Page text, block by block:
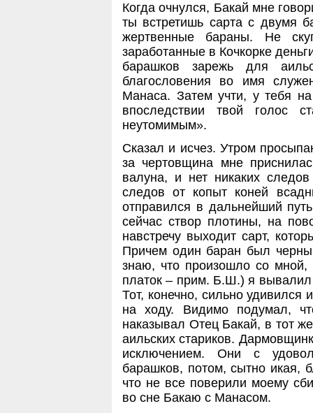
Когда очнулся, Бакай мне
ты встретишь сарта с двумя
жертвенные бараны. Не
заработанные в Кочкорке
барашков зарежь для
благословения во имя
Манаса. Затем учти, у тебя
впоследствии твой голос
неутомимым».
Сказал и исчез. Утром
за чертовщина мне
валуна, и нет никаких
следов от копыт коней
отправился в дальнейший
сейчас створ плотины, на
навстречу выходит сарт,
Причем один баран был
знаю, что произошло со мной,
платок – прим. Б.Ш.) я вывалил
Тот, конечно, сильно
на ходу. Видимо подумал,
наказывал Отец Бакай, в тот
аильских стариков.
исключением. Они с
барашков, потом, сытно икая,
что не все поверили моему
во сне Бакаю с Манасом.